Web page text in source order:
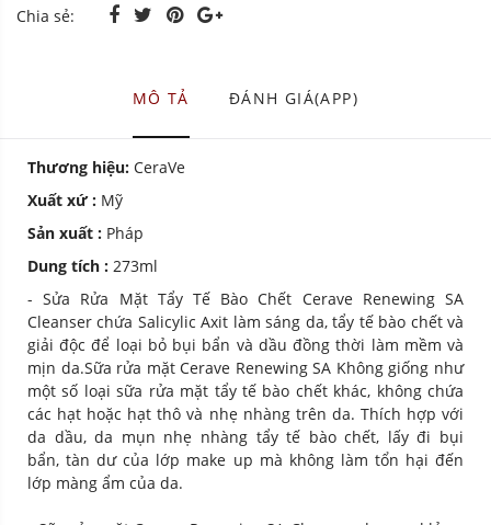
Chia sẻ:
MÔ TẢ ĐÁNH GIÁ(APP)
Thương hiệu: CeraVe
Xuất xứ : Mỹ
Sản xuất : Pháp
Dung tích : 273ml
- Sửa Rửa Mặt Tẩy Tế Bào Chết Cerave Renewing SA
Cleanser chứa Salicylic Axit làm sáng da, tẩy tế bào chết và
giải độc để loại bỏ bụi bẩn và dầu đồng thời làm mềm và
mịn da.Sữa rửa mặt Cerave Renewing SA Không giống như
một số loại sữa rửa mặt tẩy tế bào chết khác, không chứa
các hạt hoặc hạt thô và nhẹ nhàng trên da. Thích hợp với
da dầu, da mụn nhẹ nhàng tẩy tế bào chết, lấy đi bụi
bẩn, tàn dư của lớp make up mà không làm tổn hại đến
lớp màng ẩm của da.